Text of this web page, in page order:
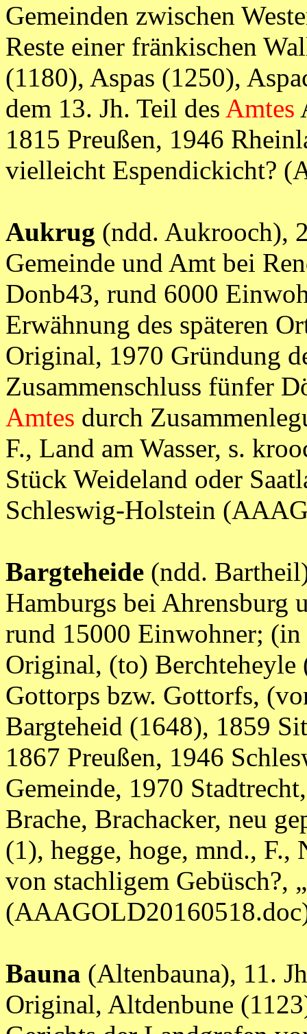
Gemeinden zwischen
Reste einer fränkischen
(1180), Aspas (1250),
dem 13. Jh. Teil des Amtes
1815 Preußen, 1946
vielleicht Espendickicht?
Aukrug (ndd. Aukrooch),
Gemeinde und Amt bei
Donb43, rund 6000
Erwähnung des späteren
Original, 1970 Gründung
Zusammenschluss fünfer
Amtes durch
F., Land am Wasser, s.
Stück Weideland oder
Schleswig-Holstein
Bargteheide (ndd.
Hamburgs bei Ahrensburg
rund 15000 Einwohner;
Original, (to) Berchteheyle
Gottorps bzw. Gottorfs,
Bargteheid (1648), 1859
1867 Preußen, 1946
Gemeinde, 1970
Brache, Brachacker, neu
(1), hegge, hoge, mnd.,
von stachligem Gebüsch?,
Bauna (Altenbauna), 11.
Original, Altdenbune